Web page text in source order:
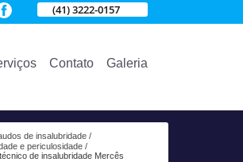
(41) 3222-0157
Contato Galeria
de insalubridade
e periculosidade
de insalubridade Mercês